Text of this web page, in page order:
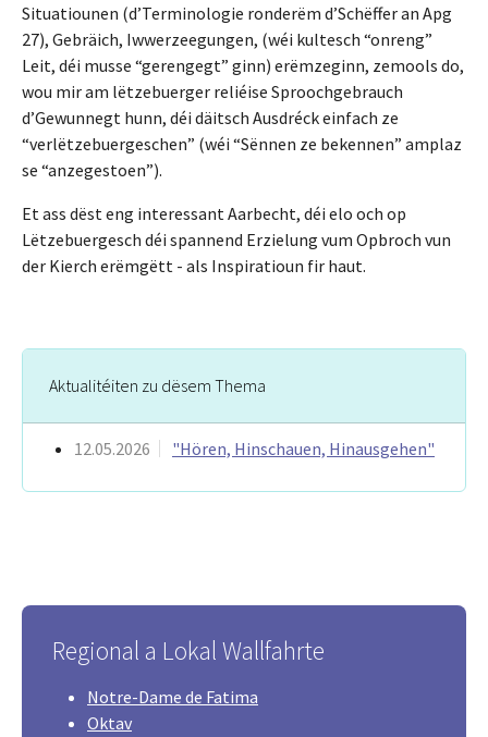
Situatiounen (d’Terminologie ronderëm d’Schëffer an Apg
27), Gebräich, Iwwerzeegungen, (wéi kultesch “onreng”
Leit, déi musse “gerengegt” ginn) erëmzeginn, zemools do,
wou mir am lëtzebuerger reliéise Sproochgebrauch
d’Gewunnegt hunn, déi däitsch Ausdréck einfach ze
“verlëtzebuergeschen” (wéi “Sënnen ze bekennen” amplaz
se “anzegestoen”).
Et ass dëst eng interessant Aarbecht, déi elo och op
Lëtzebuergesch déi spannend Erzielung vum Opbroch vun
der Kierch erëmgëtt - als Inspiratioun fir haut.
Aktualitéiten zu dësem Thema
12.05.2026 "Hören, Hinschauen, Hinausgehen"
Regional a Lokal Wallfahrte
Notre-Dame de Fatima
Oktav